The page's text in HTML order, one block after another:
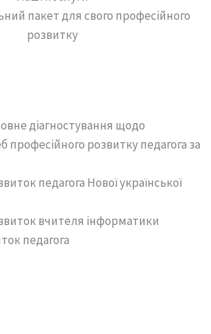
пакет для свого професійного
розвитку
діагностування щодо
професійного розвитку педагога за
педагога Нової української
вчителя інформатики
педагога